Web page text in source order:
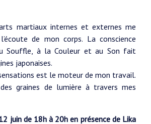
martiaux internes et externes me
de mon corps. La conscience
Souffle, à la Couleur et au Son fait
japonaises.
sensations est le moteur de mon travail.
des graines de lumière à travers mes
juin de 18h à 20h en présence de Lika